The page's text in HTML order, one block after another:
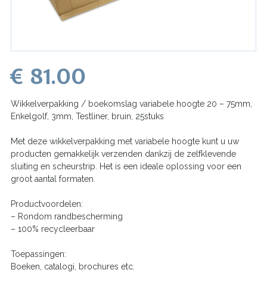
€ 81.00
Wikkelverpakking / boekomslag variabele hoogte 20 – 75mm,
Enkelgolf, 3mm, Testliner, bruin, 25stuks
Met deze wikkelverpakking met variabele hoogte kunt u uw
producten gemakkelijk verzenden dankzij de zelfklevende
sluiting en scheurstrip. Het is een ideale oplossing voor een
groot aantal formaten.
Productvoordelen:
– Rondom randbescherming
– 100% recycleerbaar
Toepassingen:
Boeken, catalogi, brochures etc.